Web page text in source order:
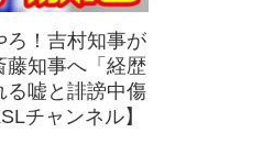
ろ！吉村知事が
藤知事へ「経歴
る嘘と誹謗中傷
チャンネル】